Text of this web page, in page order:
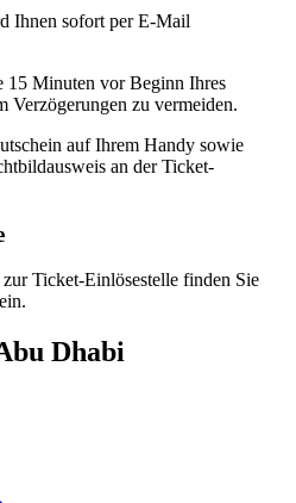
Ihnen sofort per E-Mail
15 Minuten vor Beginn Ihres
Verzögerungen zu vermeiden.
auf Ihrem Handy sowie
an der Ticket-
Ticket-Einlösestelle finden Sie
Dhabi